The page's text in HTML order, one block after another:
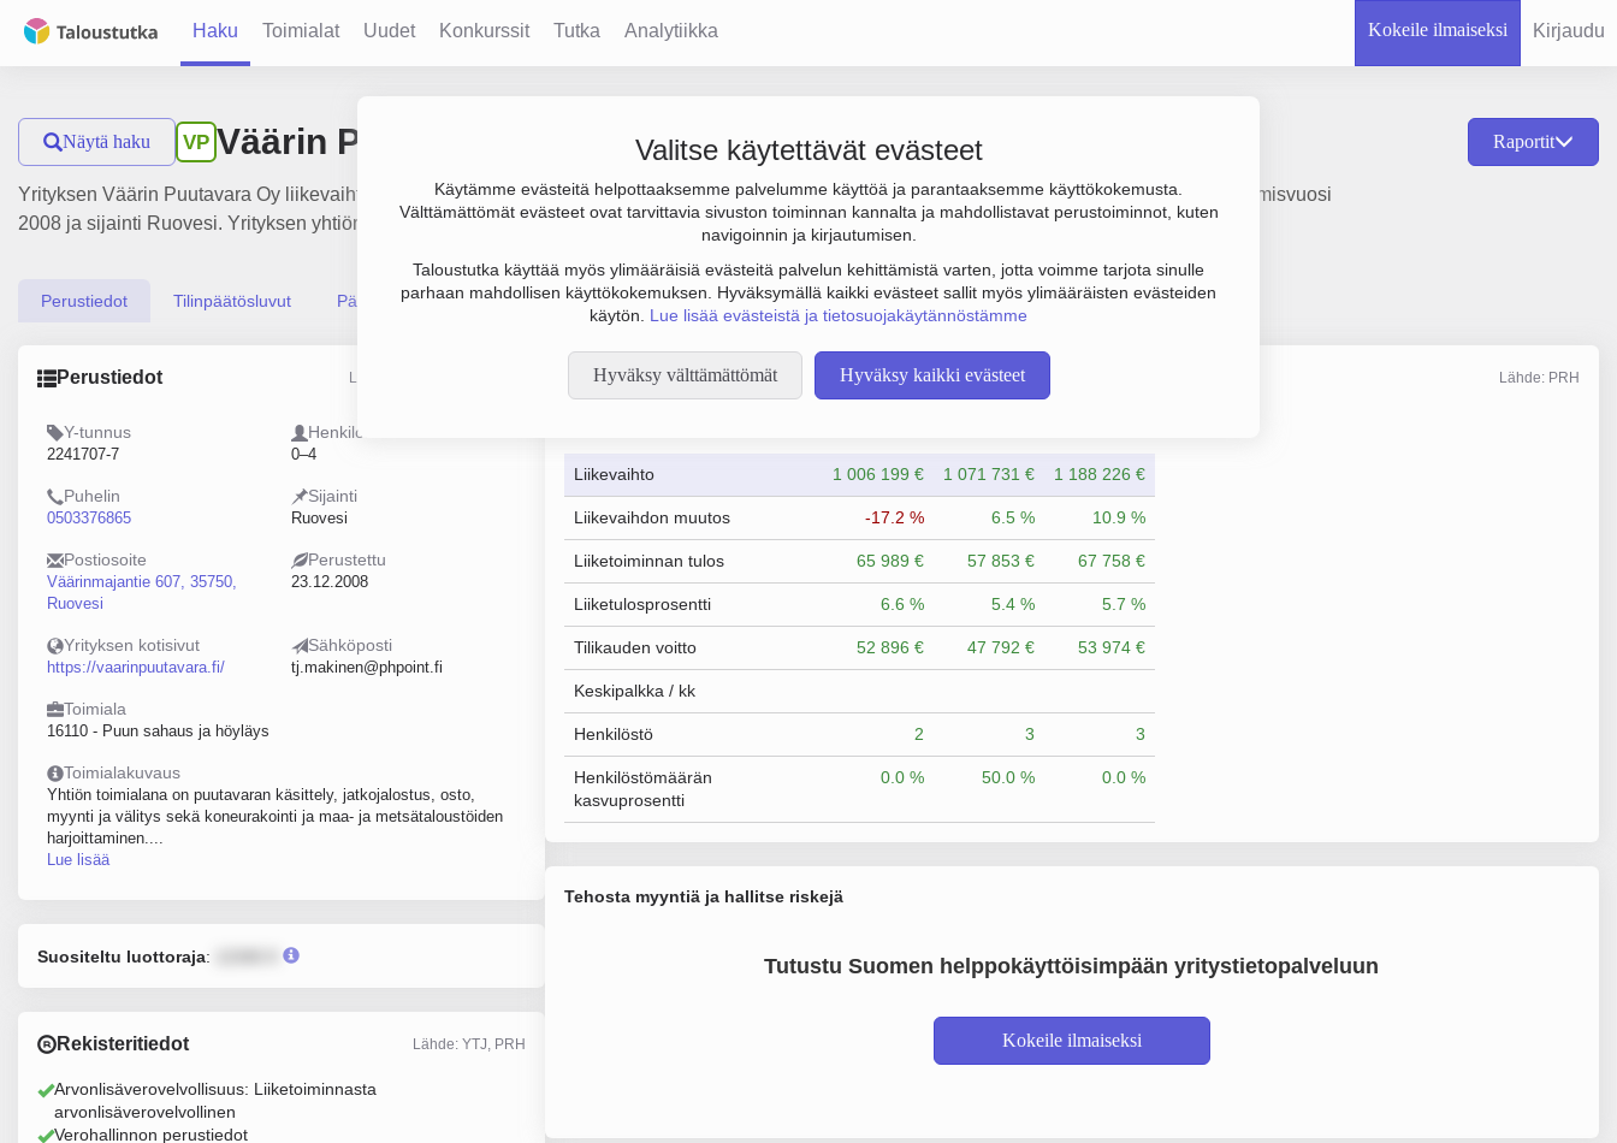
Haku Toimialat Uudet Konkurssit Tutka Analytiikka Kokeile ilmaiseksi Kirjaudu
Valitse käytettävät evästeet
Käytämme evästeitä helpottaaksemme palvelumme käyttöä ja parantaaksemme käyttökokemusta.
Välttämättömät evästeet ovat tarvittavia sivuston toiminnan kannalta ja mahdollistavat perustoiminnot, kuten
navigoinnin ja kirjautumisen.
Taloustutka käyttää myös ylimääräisiä evästeitä palvelun kehittämistä varten, jotta voimme tarjota sinulle
parhaan mahdollisen käyttökokemuksen. Hyväksymällä kaikki evästeet sallit myös ylimääräisten evästeiden
käytön. Lue lisää evästeistä ja tietosuojakäytännöstämme
Hyväksy välttämättömät Hyväksy kaikki evästeet
Näytä haku VP Väärin Puutavara Oy Raportit
Yrityksen Väärin Puutavara Oy liikevaihto on 1.2 milj. €, tulos 68 000 € ja henkilöstömäärä 3. Sen päätoimiala on Puun sahaus ja höyläys, perustamisvuosi
2008 ja sijainti Ruovesi. Yrityksen yhtiömuoto Osakeyhtiö (OY).
Perustiedot Tilinpäätösluvut Päättäjätiedot
Perustiedot Lähde: YTJ, PRH, Traficom
Y-tunnus
2241707-7
Henkilöstömäärä
0–4
Puhelin
0503376865
Sijainti
Ruovesi
Postiosoite
Väärinmajantie 607, 35750,
Ruovesi
Perustettu
23.12.2008
Yrityksen kotisivut
https://vaarinpuutavara.fi/
Sähköposti
tj.makinen@phpoint.fi
Toimiala
16110 - Puun sahaus ja höyläys
Toimialakuvaus
Yhtiön toimialana on puutavaran käsittely, jatkojalostus, osto,
myynti ja välitys sekä koneurakointi ja maa- ja metsätaloustöiden
harjoittaminen....
Lue lisää
Suositeltu luottoraja:
Rekisteritiedot Lähde: YTJ, PRH
Arvonlisäverovelvollisuus: Liiketoiminnasta
arvonlisäverovelvollinen
Verohallinnon perustiedot
Taloustiedot Lähde: PRH
Liikevaihto 1 006 199 € 1 071 731 € 1 188 226 €
Liikevaihdon muutos -17.2 % 6.5 % 10.9 %
Liiketoiminnan tulos 65 989 € 57 853 € 67 758 €
Liiketulosprosentti 6.6 % 5.4 % 5.7 %
Tilikauden voitto 52 896 € 47 792 € 53 974 €
Keskipalkka / kk
Henkilöstö 2 3 3
Henkilöstömäärän
kasvuprosentti
0.0 % 50.0 % 0.0 %
Tehosta myyntiä ja hallitse riskejä
Tutustu Suomen helppokäyttöisimpään yritystietopalveluun
Kokeile ilmaiseksi